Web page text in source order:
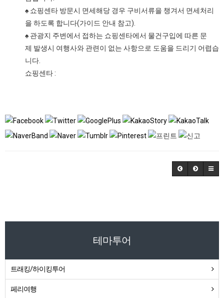
♠ 쇼핑센타 방문시 면세해당 경우 구비서류을 챙겨서 면세처리
을 하도록 합니다(가이드 안내 참고).
♠ 관광지 주변에서 접하는 쇼핑센타에서 물건구입에 따른 문
제 발생시 여행사와 관련이 없는 사항으로 도움을 드리기 어렵습
니다.
쇼핑센타 :
테마투어
트래킹/하이킹투어
페리여행